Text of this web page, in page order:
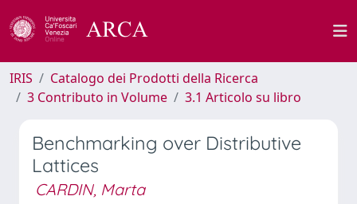
IRIS
Catalogo dei Prodotti della Ricerca
3 Contributo in Volume
3.1 Articolo su libro
Benchmarking over Distributive
Lattices
CARDIN, Marta